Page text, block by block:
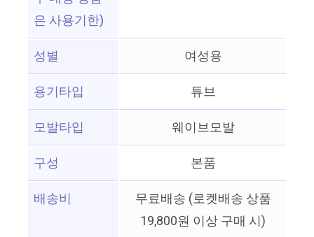
은 사용기한)
성별
여성용
용기타입
튜브
모발타입
웨이브모발
구성
본품
배송비
무료배송 (로켓배송 상품
19,800원 이상 구매 시)